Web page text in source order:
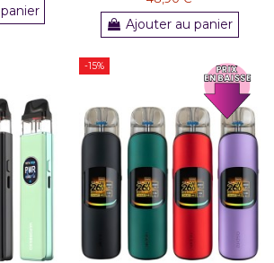
Ajouter au panier
-15%